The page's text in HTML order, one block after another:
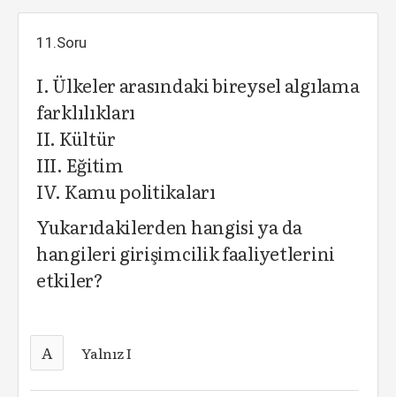
11.Soru
I. Ülkeler arasındaki bireysel algılama
farklılıkları
II. Kültür
III. Eğitim
IV. Kamu politikaları
Yukarıdakilerden hangisi ya da
hangileri girişimcilik faaliyetlerini
etkiler?
A Yalnız I